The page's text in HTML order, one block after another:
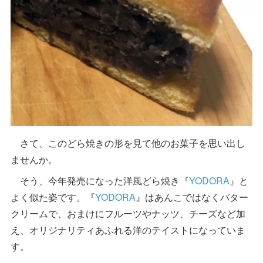
さて、このどら焼きの形を見て他のお菓子を思い出し
ませんか。
そう、今年発売になった洋風どら焼き『YODORA』と
よく似た姿です。『YODORA』はあんこではなくバター
クリームで、おまけにフルーツやナッツ、チーズなど加
え、オリジナリティあふれる洋のテイストになっていま
す。